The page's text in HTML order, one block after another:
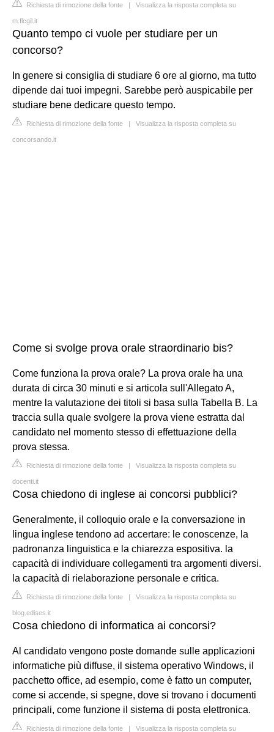
Richiesta di rimozione della fonte | Visualizza la risposta completa su
m.flcgil.it
Quanto tempo ci vuole per studiare per un
concorso?
In genere si consiglia di studiare 6 ore al giorno, ma tutto
dipende dai tuoi impegni. Sarebbe però auspicabile per
studiare bene dedicare questo tempo.
Richiesta di rimozione della fonte | Visualizza la risposta completa su
concorsando.it
Come si svolge prova orale straordinario bis?
Come funziona la prova orale? La prova orale ha una
durata di circa 30 minuti e si articola sull'Allegato A,
mentre la valutazione dei titoli si basa sulla Tabella B. La
traccia sulla quale svolgere la prova viene estratta dal
candidato nel momento stesso di effettuazione della
prova stessa.
Richiesta di rimozione della fonte | Visualizza la risposta completa su
docenti.it
Cosa chiedono di inglese ai concorsi pubblici?
Generalmente, il colloquio orale e la conversazione in
lingua inglese tendono ad accertare: le conoscenze, la
padronanza linguistica e la chiarezza espositiva. la
capacità di individuare collegamenti tra argomenti diversi.
la capacità di rielaborazione personale e critica.
Richiesta di rimozione della fonte | Visualizza la risposta completa su
blog.edises.it
Cosa chiedono di informatica ai concorsi?
Al candidato vengono poste domande sulle applicazioni
informatiche più diffuse, il sistema operativo Windows, il
pacchetto office, ad esempio, come è fatto un computer,
come si accende, si spegne, dove si trovano i documenti
principali, come funzione il sistema di posta elettronica.
Richiesta di rimozione della fonte | Visualizza la risposta completa su